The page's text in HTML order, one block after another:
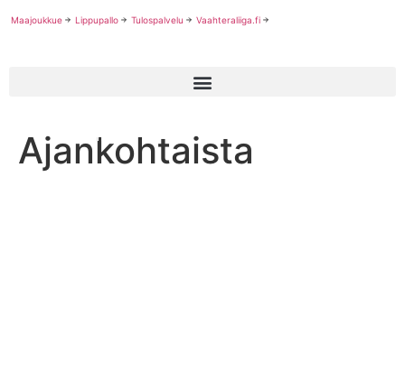
Maajoukkue Lippupallo Tulospalvelu Vaahteraliiga.fi
Ajankohtaista
Ajankohtaista